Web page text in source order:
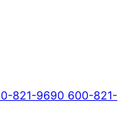
821-9690 600-821-